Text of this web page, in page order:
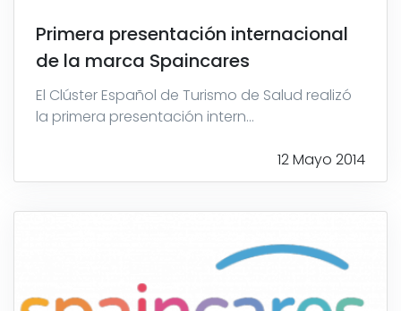
Primera presentación internacional
de la marca Spaincares
El Clúster Español de Turismo de Salud realizó
la primera presentación intern...
12 Mayo 2014